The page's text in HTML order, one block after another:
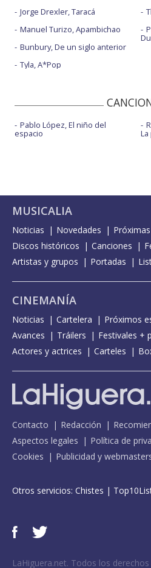
Jorge Drexler, Taracá
Manuel Turizo, Apambichao
Bunbury, De un siglo anterior
Tyla, A*Pop
Pablo López, El niño del
espacio
MUSICALIA
Noticias Novedades
Discos históricos
Canciones
Artistas y grupos
Portadas
CINEMANÍA
Noticias Cartelera Próximos
Avances
Tráilers
Festivales +
Actores y actrices
Carteles
Contacto Redacción
Aspectos legales
Política de
Cookies
Publicidad y
Otros servicios: Chistes |
LaHiguera.net. Todos los